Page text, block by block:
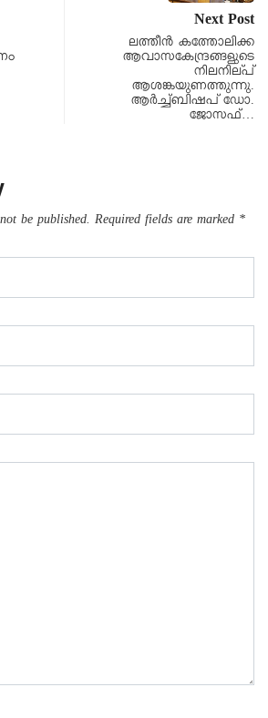
Next Post
ലത്തീന്‍ കത്തോലിക്ക
ആവാസകേന്ദ്രങ്ങളുടെ
നിലനില്പ്
ആശങ്കയുണത്തുന്നു.
ആർച്ച്ബിഷപ് ഡോ.
ജോസഫ്…
be published. Required fields are marked *